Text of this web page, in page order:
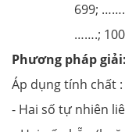
699; …….;
…….; 1001;
Phương pháp giải:
Áp dụng tính chất :
- Hai số tự nhiên